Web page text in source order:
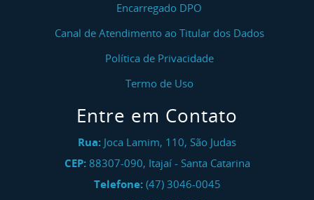
Encarregado DPO
Canal de Atendimento ao Titular dos Dados
Política de Privacidade
Termo de Uso
Entre em Contato
Rua: Joca Lamim, 110, São Judas
CEP: 88307-090, Itajaí- Santa Catarina
Telefone: (47) 3046-0045